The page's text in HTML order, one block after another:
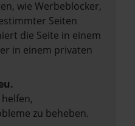
wie Werbeblocker,
Seiten
die Seite in einem
in einem privaten
zu beheben.